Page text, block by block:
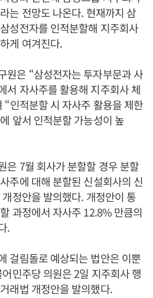
는 전망도 나온다. 현재까지 삼
성전자를 인적분할해 지주회사
게 여겨진다.
원은 “삼성전자는 투자부문과 사
서 자사주를 활용해 지주회사 체
“인적분할 시 자사주 활용을 제한
앞서 인적분할 가능성이 높
은 7월 회사가 분할할 경우 분할
주에 대해 분할된 신설회사의 신
정안을 발의했다. 개정안이 통
과정에서 자사주 12.8% 만큼의
.
걸림돌로 예상되는 법안은 이뿐
민주당 의원은 2일 지주회사 행
래법 개정안을 발의했다.